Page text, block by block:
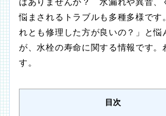
はありませんか？ 水漏れや異音
悩まされるトラブルも多種多様です
れとも修理した方が良いの？」と悩
が、水栓の寿命に関する情報です。
す。
目次